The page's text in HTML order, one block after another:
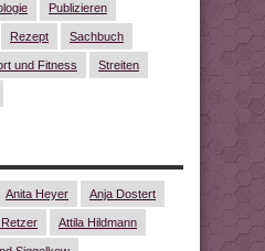
Publizieren
Rezept Sachbuch
und Fitness Streiten
Anita Heyer Anja Dostert
Attila Hildmann